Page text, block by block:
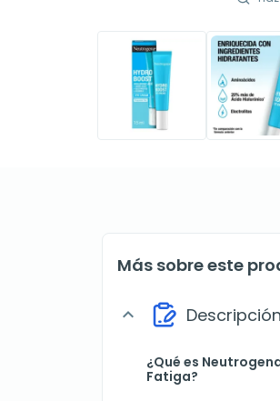
Más sobre este
expand_more Descripción
¿Qué es
Fatiga?